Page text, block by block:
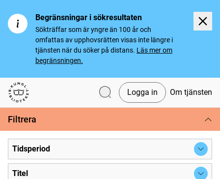
Begränsningar i sökresultaten
Sökträffar som är yngre än 100 år och
omfattas av upphovsrätten visas inte längre i
tjänsten när du söker på distans. Läs mer om
begränsningen.
Svenska tidningar
Logga in Om tjänsten
Filtrera
Tidsperiod
Titel